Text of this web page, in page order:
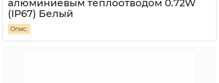
алюминиевым теплоотводом 0.72W
(IP67) Белый
Опис: